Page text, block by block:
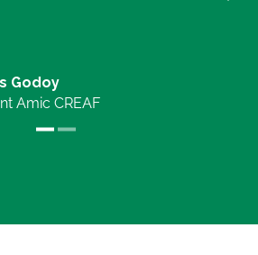
Godoy
Amic CREAF
al CREAF en ser centre
a afrontar el futur amb